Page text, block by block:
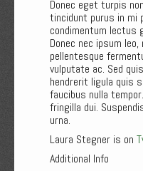
Donec eget turpis
tincidunt purus in mi
condimentum lectus
Donec nec ipsum
pellentesque
vulputate ac. Sed
hendrerit ligula quis
faucibus nulla
fringilla dui.
urna.
Laura Stegner is on
Additional Info